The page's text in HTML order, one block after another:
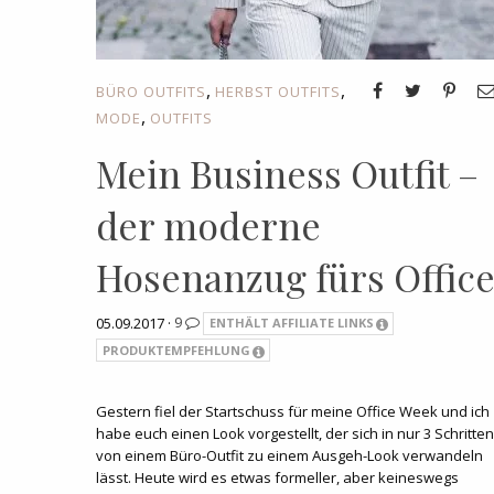
BÜRO OUTFITS, HERBST OUTFITS,
MODE, OUTFITS
Mein Business Outfit –
der moderne
Hosenanzug fürs
05.09.2017 · 9
ENTHÄLT AFFILIATE LINKS
PRODUKTEMPFEHLUNG
Gestern fiel der Startschuss für meine Office Week und ich
habe euch einen Look vorgestellt, der sich in nur 3 Schritten
von einem Büro-Outfit zu einem Ausgeh-Look verwandeln
lässt. Heute wird es etwas formeller, aber keineswegs